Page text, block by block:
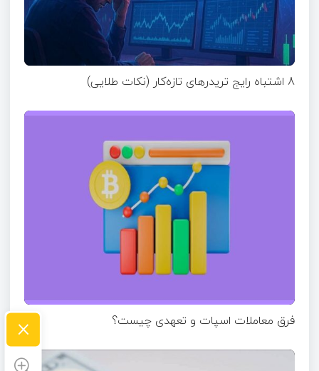
8 اشتباه رایج تریدرهای تازه‌کار (نکات طلایی)
فرق معاملات اسپات و تعهدی چیست؟ ×